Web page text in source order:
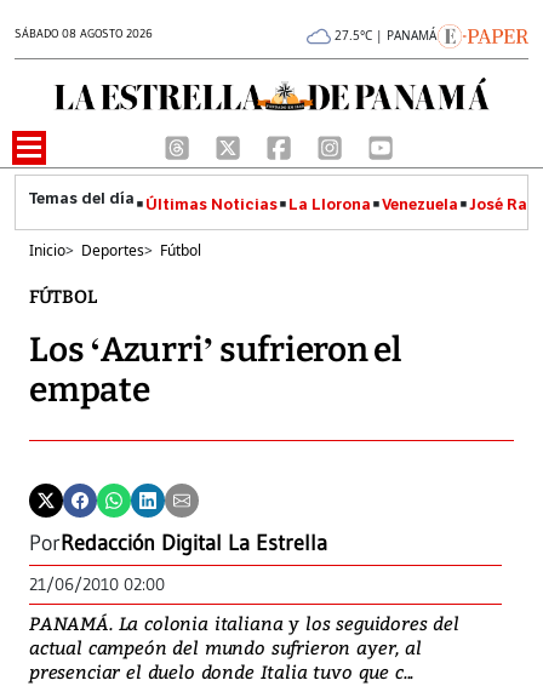
SÁBADO 08 AGOSTO 2026 27.5°C | PANAMÁ
Últimas Noticias La Llorona Venezuela José
Inicio> Deportes> Fútbol
FÚTBOL
Los ‘Azurri’ sufrieron el
empate
PorRedacción Digital La Estrella
21/06/2010 02:00
PANAMÁ. La colonia italiana y los seguidores del
actual campeón del mundo sufrieron ayer, al
presenciar el duelo donde Italia tuvo que c...